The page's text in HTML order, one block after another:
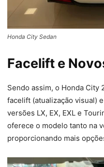
Honda City Sedan
Facelift e
Sendo assim, o Honda City
facelift (atualização visual)
versões LX, EX, EXL e
oferece o modelo tanto na
proporcionando mais